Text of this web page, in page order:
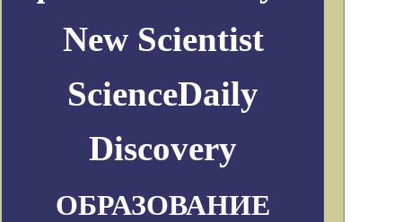
New Scientist
ScienceDaily
Discovery
ОБРАЗОВАНИЕ